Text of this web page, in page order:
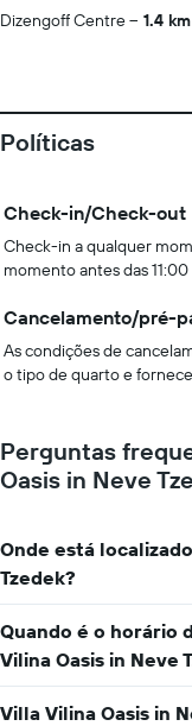
Dizengoff Centre 1.4 km
Políticas
Check-in/Check-out
Check-in a qualquer
momento antes das 11:00
Cancelamento/pré-
As condições de
o tipo de quarto e
Perguntas
Oasis in Neve
Onde está
Tzedek?
Quando é o horário
Vilina Oasis in Neve
Villa Vilina Oasis in